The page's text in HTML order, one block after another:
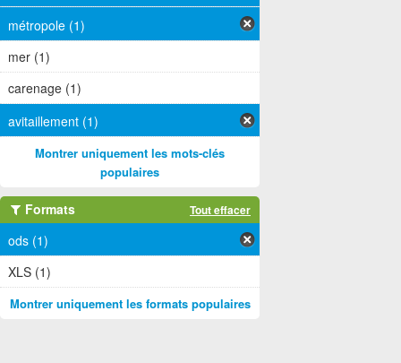
métropole (1)
mer (1)
carenage (1)
avitaillement (1)
Montrer uniquement les mots-clés
populaires
Formats Tout effacer
ods (1)
XLS (1)
Montrer uniquement les formats populaires